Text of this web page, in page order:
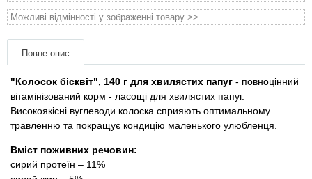
Можливі відмінності у зображенні товару >>
Повне опис
"Колосок бісквіт", 140 г для хвилястих папуг - повноцінний
вітамінізований корм - ласощі для хвилястих папуг.
Високоякісні вуглеводи колоска сприяють оптимальному
травленню та покращує кондицію маленького улюбленця.
Вміст поживних речовин:
сирий протеїн – 11%
Товари для гризунів
Товари для коней
Товари для людей
Хозряд - господарчі товари оптом
Популярні зоотоварі